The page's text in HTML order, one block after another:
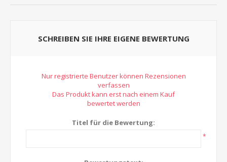
SCHREIBEN SIE IHRE EIGENE BEWERTUNG
Nur registrierte Benutzer können Rezensionen
verfassen
Das Produkt kann erst nach einem Kauf
bewertet werden
Titel für die Bewertung:
*